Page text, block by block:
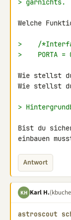
> garnichts.
Welche
>    /
>    PORTA =
Wie stellst du
Wie stellst
>
Bist du
einbauen
Antwort
KH Karl H.
astroscout